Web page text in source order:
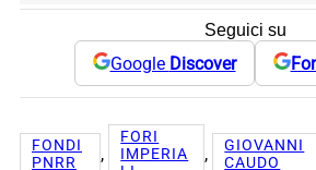
Seguici su
Google Discover
FONDI
PNRR
,
FORI
IMPERIA
,
GIOVANNI
CAUDO